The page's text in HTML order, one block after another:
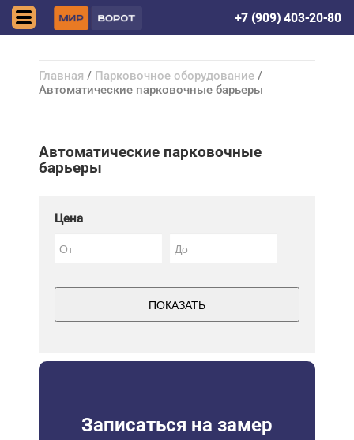
+7 (909) 403-20-80
Главная / Парковочное оборудование /
Автоматические парковочные барьеры
Автоматические парковочные
барьеры
Цена
ПОКАЗАТЬ
Записаться на замер